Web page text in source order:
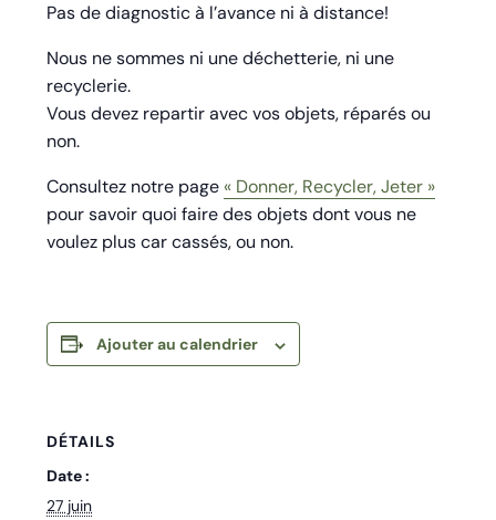
Pas de diagnostic à l’avance ni à distance!
Nous ne sommes ni une déchetterie, ni une
recyclerie.
Vous devez repartir avec vos objets, réparés ou
non.
Consultez notre page« Donner, Recycler, Jeter »
pour savoir quoi faire des objets dont vous ne
voulez plus car cassés, ou non.
Ajouter au calendrier
DÉTAILS
Date :
27 juin